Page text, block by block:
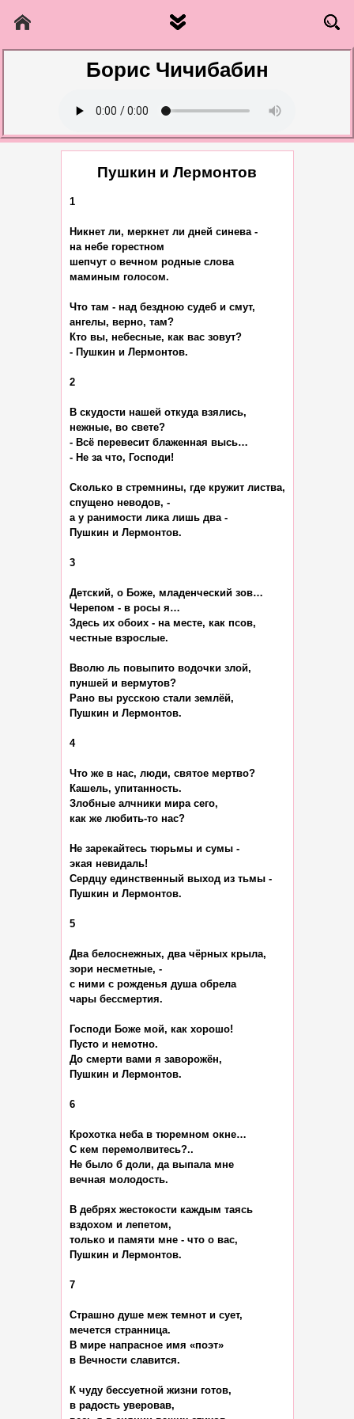
Борис Чичибабин
Пушкин и Лермонтов
1
Никнет ли, меркнет ли дней синева -
на небе горестном
шепчут о вечном родные слова
маминым голосом.
Что там - над бездною судеб и смут,
ангелы, верно, там?
Кто вы, небесные, как вас зовут?
- Пушкин и Лермонтов.
2
В скудости нашей откуда взялись,
нежные, во свете?
- Всё перевесит блаженная высь…
- Не за что, Господи!
Сколько в стремнины, где кружит листва,
спущено неводов, -
а у ранимости лика лишь два -
Пушкин и Лермонтов.
3
Детский, о Боже, младенческий зов…
Черепом - в росы я…
Здесь их обоих - на месте, как псов,
честные взрослые.
Вволю ль повыпито водочки злой,
пуншей и вермутов?
Рано вы русскою стали землёй,
Пушкин и Лермонтов.
4
Что же в нас, люди, святое мертво?
Кашель, упитанность.
Злобные алчники мира сего,
как же любить-то нас?
Не зарекайтесь тюрьмы и сумы -
экая невидаль!
Сердцу единственный выход из тьмы -
Пушкин и Лермонтов.
5
Два белоснежных, два чёрных крыла,
зори несметные, -
с ними с рожденья душа обрела
чары бессмертия.
Господи Боже мой, как хорошо!
Пусто и немотно.
До смерти вами я заворожён,
Пушкин и Лермонтов.
6
Крохотка неба в тюремном окне…
С кем перемолвитесь?..
Не было б доли, да выпала мне
вечная молодость.
В дебрях жестокости каждым таясь
вздохом и лепетом,
только и памяти мне - что о вас,
Пушкин и Лермонтов.
7
Страшно душе меж темнот и сует,
мечется странница.
В мире напрасное имя «поэт»
в Вечности славится.
К чуду бессуетной жизни готов,
в радость уверовав,